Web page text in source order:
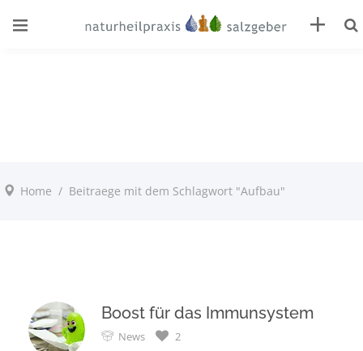
Home / Beitraege mit dem Schlagwort "Aufbau"
Boost für das Immunsystem
News 2